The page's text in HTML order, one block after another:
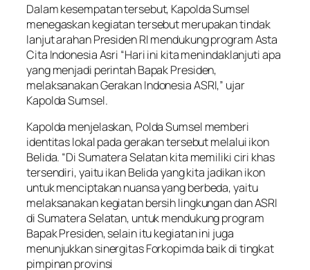
Dalam kesempatan tersebut, Kapolda Sumsel
menegaskan kegiatan tersebut merupakan tindak
lanjut arahan Presiden RI mendukung program Asta
Cita Indonesia Asri “Hari ini kita menindaklanjuti apa
yang menjadi perintah Bapak Presiden,
melaksanakan Gerakan Indonesia ASRI,” ujar
Kapolda Sumsel.
Kapolda menjelaskan, Polda Sumsel memberi
identitas lokal pada gerakan tersebut melalui ikon
Belida. “Di Sumatera Selatan kita memiliki ciri khas
tersendiri, yaitu ikan Belida yang kita jadikan ikon
untuk menciptakan nuansa yang berbeda, yaitu
melaksanakan kegiatan bersih lingkungan dan ASRI
di Sumatera Selatan, untuk mendukung program
Bapak Presiden, selain itu kegiatan ini juga
menunjukkan sinergitas Forkopimda baik di tingkat
pimpinan provinsi